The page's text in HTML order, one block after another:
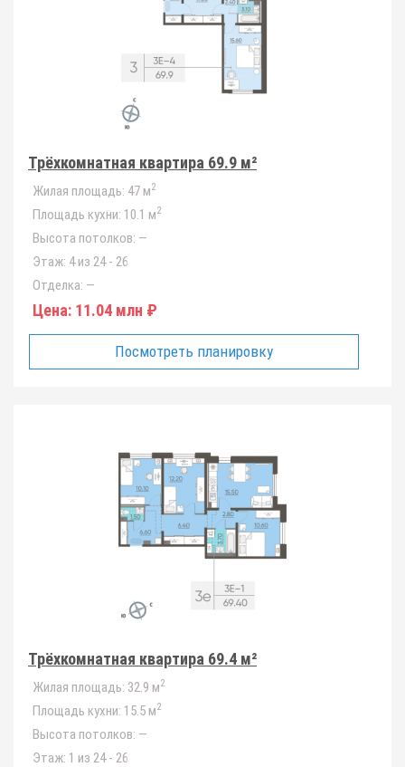
Трёхкомнатная квартира 69.9 м²
Жилая площадь: 47 м2
Площадь кухни: 10.1 м2
Высота потолков: —
Этаж: 4 из 24 - 26
Отделка: —
Цена: 11.04 млн ₽
Посмотреть планировку
Трёхкомнатная квартира 69.4 м²
Жилая площадь: 32.9 м2
Площадь кухни: 15.5 м2
Высота потолков: —
Этаж: 1 из 24 - 26